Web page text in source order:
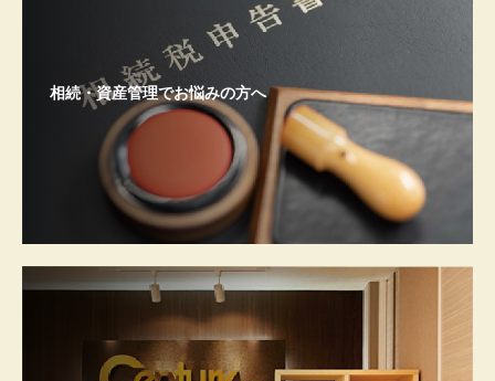
相続・資産管理でお悩みの方へ